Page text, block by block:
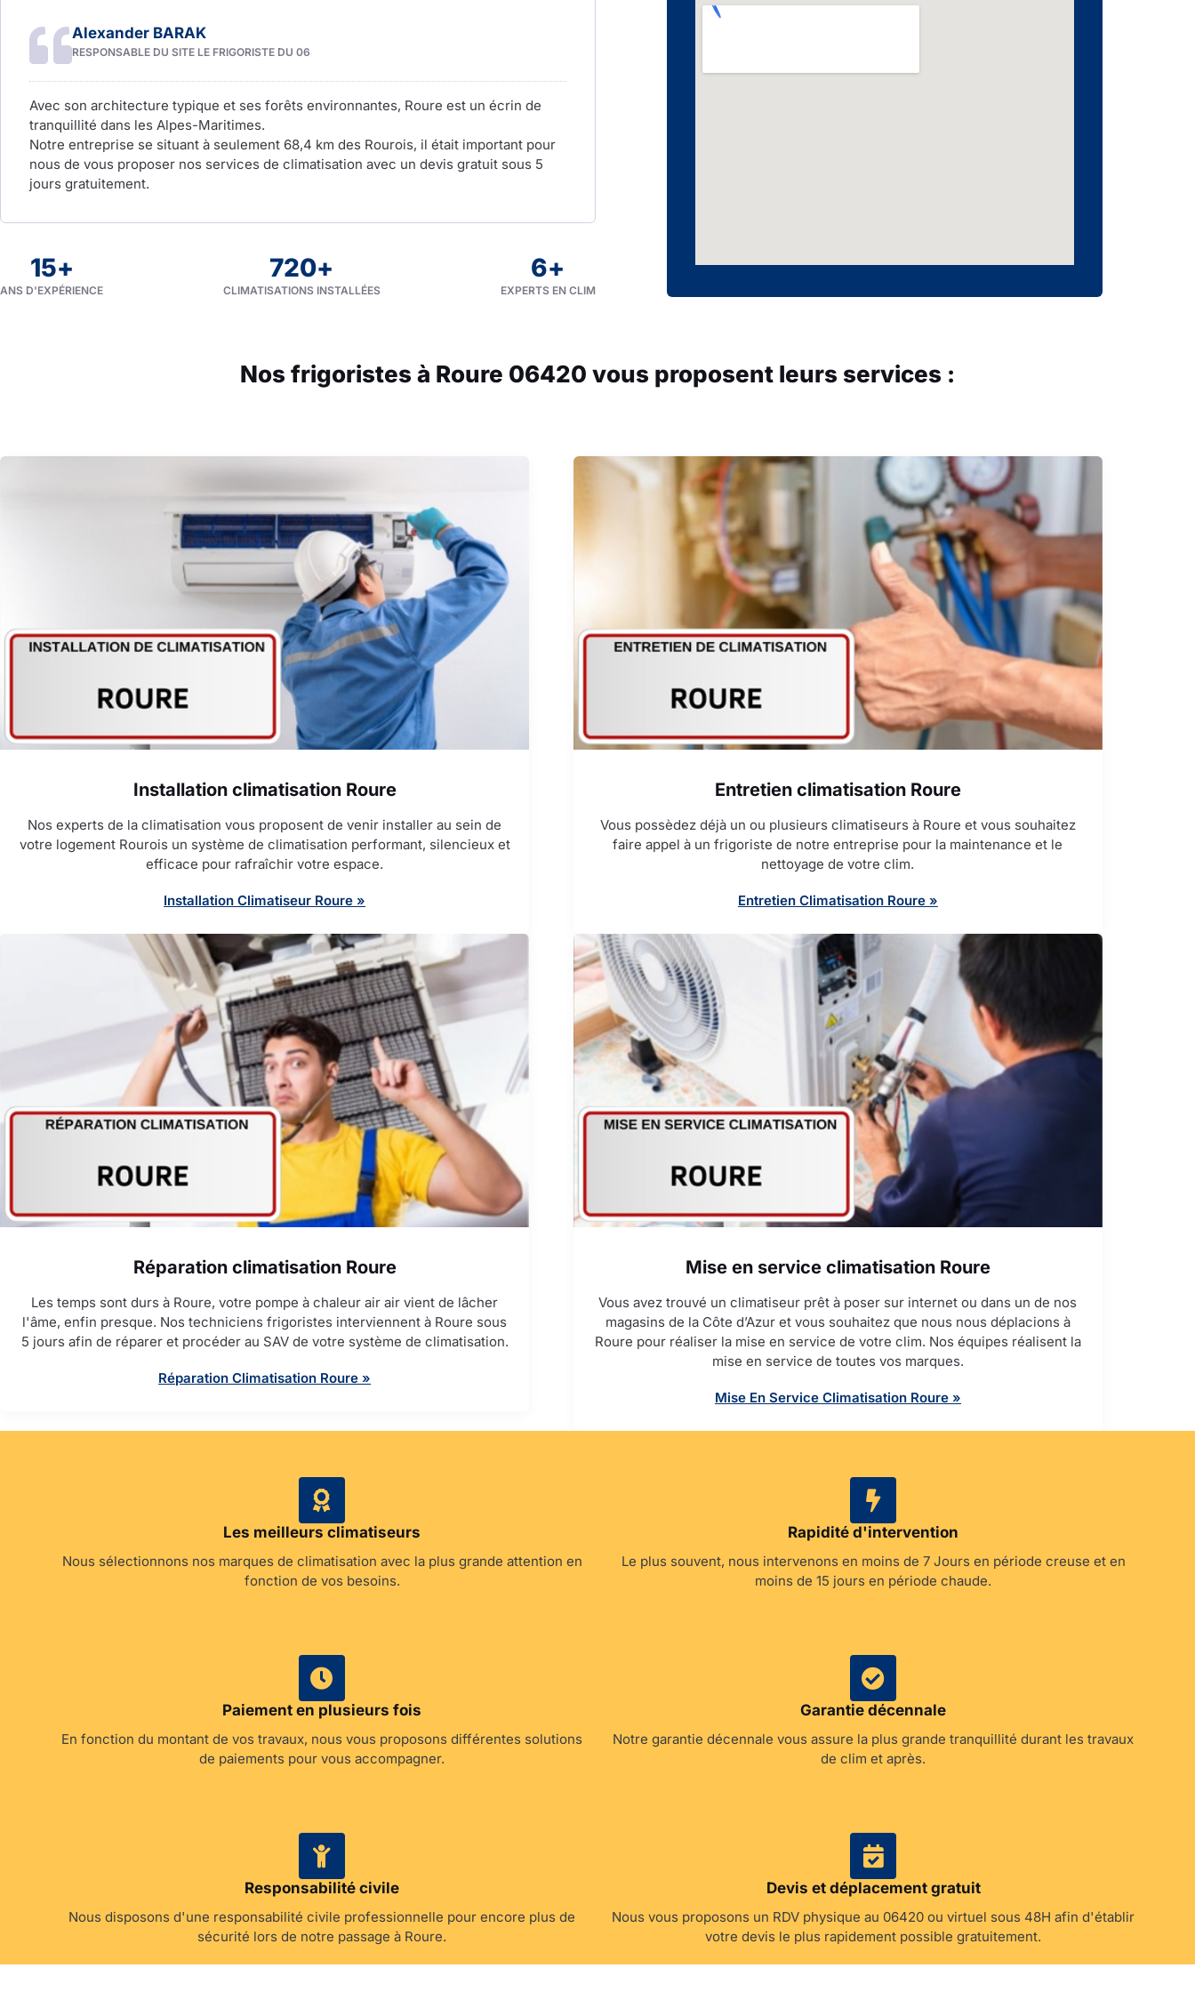
Alexander BARAK
RESPONSABLE DU SITE LE FRIGORISTE DU 06
Avec son architecture typique et ses forêts environnantes, Roure est un écrin de
tranquillité dans les Alpes-Maritimes.
Notre entreprise se situant à seulement 68,4 km des Rourois, il était important pour
nous de vous proposer nos services de climatisation avec un devis gratuit sous 5
jours gratuitement.
ANS D'EXPÉRIENCE
15+
CLIMATISATIONS INSTALLÉES
720+
EXPERTS EN CLIM
6+
Nos frigoristes à Roure 06420 vous proposent leurs services :
Installation climatisation Roure
Nos experts de la climatisation vous proposent de venir installer au sein de
votre logement Rourois un système de climatisation performant, silencieux et
efficace pour rafraîchir votre espace.
Installation Climatiseur Roure »
Entretien climatisation Roure
Vous possèdez déjà un ou plusieurs climatiseurs à Roure et vous souhaitez
faire appel à un frigoriste de notre entreprise pour la maintenance et le
nettoyage de votre clim.
Entretien Climatisation Roure »
Réparation climatisation Roure
Les temps sont durs à Roure, votre pompe à chaleur air air vient de lâcher
l'âme, enfin presque. Nos techniciens frigoristes interviennent à Roure sous
5 jours afin de réparer et procéder au SAV de votre système de climatisation.
Réparation Climatisation Roure »
Mise en service climatisation Roure
Vous avez trouvé un climatiseur prêt à poser sur internet ou dans un de nos
magasins de la Côte d’Azur et vous souhaitez que nous nous déplacions à
Roure pour réaliser la mise en service de votre clim. Nos équipes réalisent la
mise en service de toutes vos marques.
Mise En Service Climatisation Roure »
Les meilleurs climatiseurs
Nous sélectionnons nos marques de climatisation avec la plus grande attention en
fonction de vos besoins.
Rapidité d'intervention
Le plus souvent, nous intervenons en moins de 7 Jours en période creuse et en
moins de 15 jours en période chaude.
Paiement en plusieurs fois
En fonction du montant de vos travaux, nous vous proposons différentes solutions
de paiements pour vous accompagner.
Garantie décennale
Notre garantie décennale vous assure la plus grande tranquillité durant les travaux
de clim et après.
Responsabilité civile
Nous disposons d'une responsabilité civile professionnelle pour encore plus de
sécurité lors de notre passage à Roure.
Devis et déplacement gratuit
Nous vous proposons un RDV physique au 06420 ou virtuel sous 48H afin d'établir
votre devis le plus rapidement possible gratuitement.